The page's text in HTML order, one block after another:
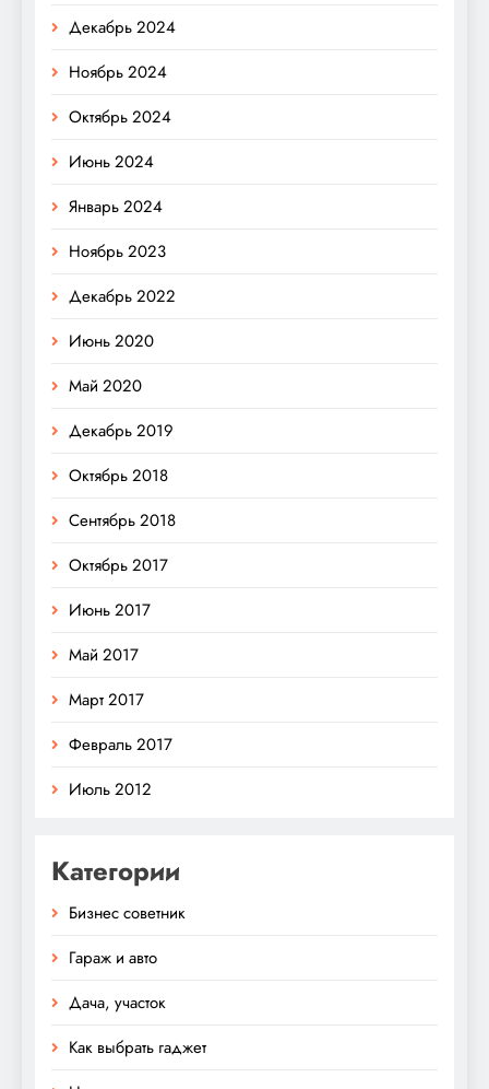
Декабрь 2024
Ноябрь 2024
Октябрь 2024
Июнь 2024
Январь 2024
Ноябрь 2023
Декабрь 2022
Июнь 2020
Май 2020
Декабрь 2019
Октябрь 2018
Сентябрь 2018
Октябрь 2017
Июнь 2017
Май 2017
Март 2017
Февраль 2017
Июль 2012
Категории
Бизнес советник
Гараж и авто
Дача, участок
Как выбрать гаджет